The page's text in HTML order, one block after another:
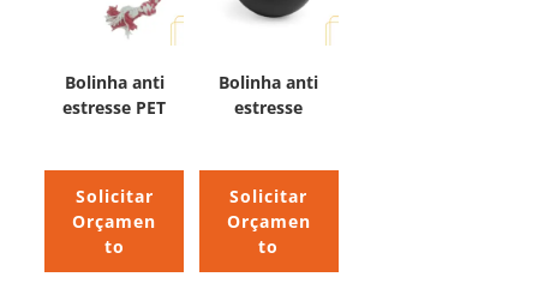
Bolinha anti
estresse PET
Solicitar
Orçamen
to
Bolinha anti
estresse
Solicitar
Orçamen
to